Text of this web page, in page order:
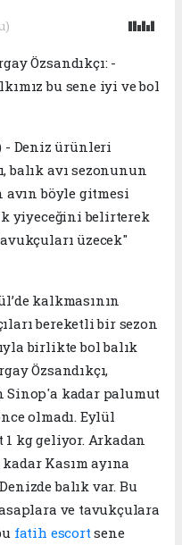
Özsandıkçı: -
bu sene iyi ve bol
- Deniz ürünleri
balık avı sezonunun
böyle gitmesi
yiyeceğini belirterek
üzecek"
kalkmasının
bereketli bir sezon
birlikte bol balık
Özsandıkçı,
Sinop'a kadar palumut
olmadı. Eylül
1 kg geliyor. Arkadan
Kasım ayına
balık var. Bu
ve tavukçulara
fatih escort sene